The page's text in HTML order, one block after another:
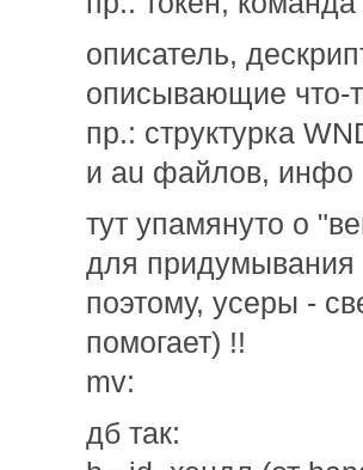
описатель,
описывающие что-
пр.: структурка
и au файлов, инфо
тут упамянуто о
для придумывания
поэтому, усеры -
помогает) !!
mv:
дб так: